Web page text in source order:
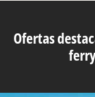
Ofertas